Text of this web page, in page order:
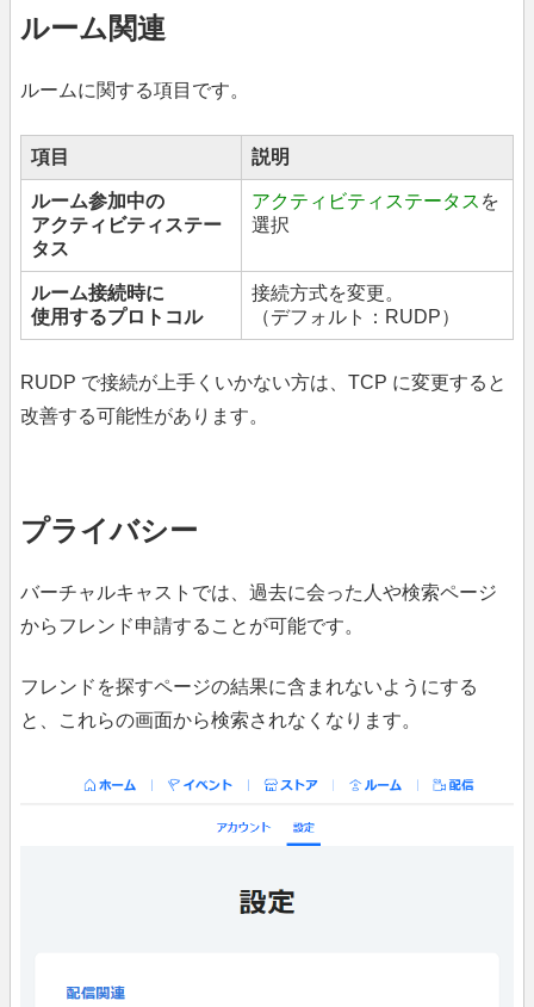
ルーム関連
ルームに関する項目です。
項目 説明
ルーム参加中の
アクティビティステー
タス
アクティビティステータス を
選択
ルーム接続時に
使用するプロトコル
接続方式を変更。
（デフォルト：RUDP）
RUDP で接続が上手くいかない方は、TCP に変更すると
改善する可能性があります。
プライバシー
バーチャルキャストでは、過去に会った人や検索ページ
からフレンド申請することが可能です。
フレンドを探すページの結果に含まれないようにする
と、これらの画面から検索されなくなります。